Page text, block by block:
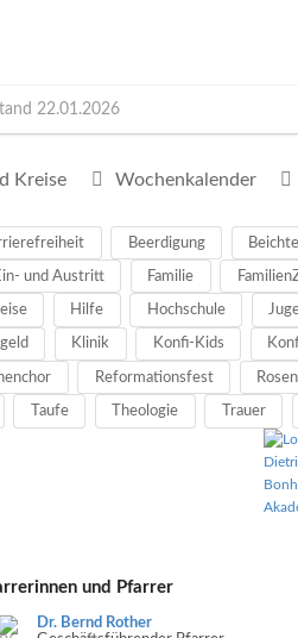
22.01.2026
Kreise Wochenkalender
Beerdigung Beichte
und Austritt Familie
Hilfe Hochschule
Klinik Konfi-Kids
Reformationsfest
Taufe Theologie Trauer
und Pfarrer
Dr. Bernd Rother